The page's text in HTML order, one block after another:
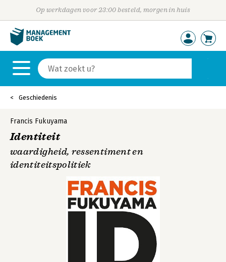
Op werkdagen voor 23:00 besteld, morgen in huis
Geschiedenis
Francis Fukuyama
Identiteit
waardigheid, ressentiment en
identiteitspolitiek